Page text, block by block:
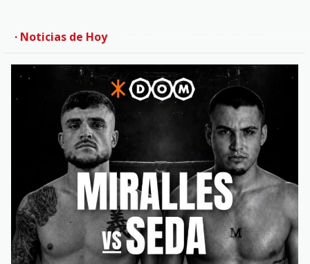
· Noticias de Hoy